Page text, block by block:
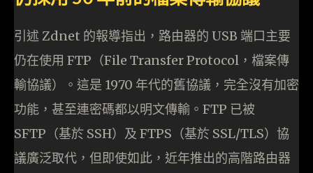
引述 Zdnet 的報導指出，路由器的 USB 端口主要
仍在使用 FTP（File Transfer Protocol，檔案傳
輸協議）。這是 1970 年代的舊協議，完全沒有加密
功能，甚至連密碼都以明文傳輸。FTP 已被
SFTP（基於 SSH）及 FTPS（基於 SSL/TLS）協
議廣泛取代，但即使如此，近年推出的高階路由器